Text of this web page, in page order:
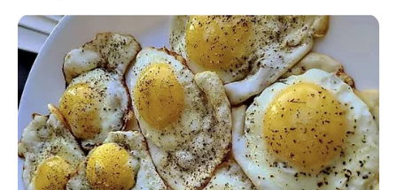
Posting Komentar